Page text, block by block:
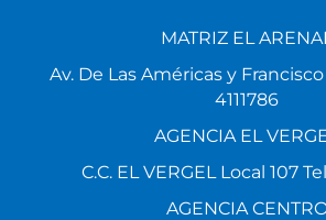
MATRIZ EL
Av. De Las Américas y
4111786
AGENCIA EL
C.C. EL VERGEL Local 107
AGENCIA